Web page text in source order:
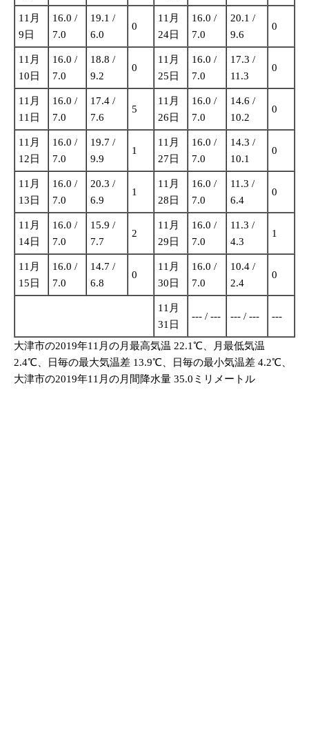
11月
9日
16.0 /
7.0
19.1 /
6.0
0
11月
24日
16.0 /
7.0
20.1 /
9.6
0
11月
10日
16.0 /
7.0
18.8 /
9.2
0
11月
25日
16.0 /
7.0
17.3 /
11.3
0
11月
11日
16.0 /
7.0
17.4 /
7.6
5
11月
26日
16.0 /
7.0
14.6 /
10.2
0
11月
12日
16.0 /
7.0
19.7 /
9.9
1
11月
27日
16.0 /
7.0
14.3 /
10.1
0
11月
13日
16.0 /
7.0
20.3 /
6.9
1
11月
28日
16.0 /
7.0
11.3 /
6.4
0
11月
14日
16.0 /
7.0
15.9 /
7.7
2
11月
29日
16.0 /
7.0
11.3 /
4.3
1
11月
15日
16.0 /
7.0
14.7 /
6.8
0
11月
30日
16.0 /
7.0
10.4 /
2.4
0
11月
31日
--- / --- --- / --- ---
大津市の2019年11月の月最高気温 22.1℃、月最低気温
2.4℃、日毎の最大気温差 13.9℃、日毎の最小気温差 4.2℃、
大津市の2019年11月の月間降水量 35.0ミリメートル